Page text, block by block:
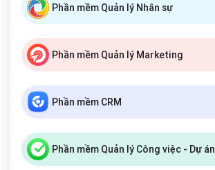
Phần mềm Quản lý Nhân sự
Phần mềm Quản lý Marketing
Phần mềm CRM
Phần mềm Quản lý Công việc - Dự án